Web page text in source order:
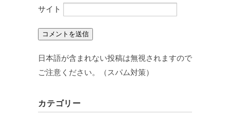
サイト
日本語が含まれない投稿は無視されますので
ご注意ください。（スパム対策）
カテゴリー